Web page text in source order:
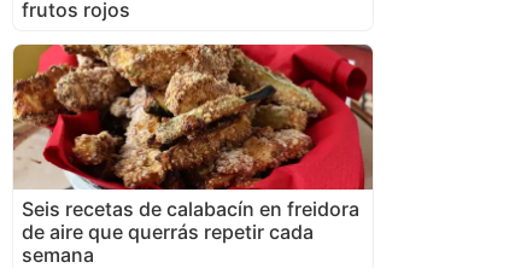
frutos rojos
Seis recetas de calabacín en freidora
de aire que querrás repetir cada
semana